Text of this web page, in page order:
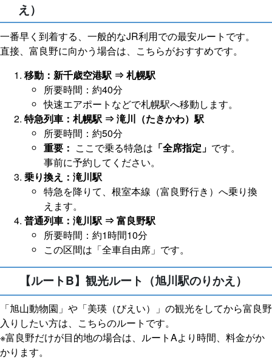
え）
一番早く到着する、一般的なJR利用での最安ルートです。
直接、富良野に向かう場合は、こちらがおすすめです。
移動：新千歳空港駅 ⇒ 札幌駅
所要時間：約40分
快速エアポートなどで札幌駅へ移動します。
特急列車：札幌駅 ⇒ 滝川（たきかわ）駅
所要時間：約50分
重要： ここで乗る特急は 「全席指定」 です。
事前に予約してください。
乗り換え：滝川駅
特急を降りて、根室本線（富良野行き）へ乗り換
えます。
普通列車：滝川駅 ⇒ 富良野駅
所要時間：約1時間10分
この区間は「全車自由席」です。
【ルートB】観光ルート（旭川駅のりかえ）
「旭山動物園」や「美瑛（びえい）」の観光をしてから富良野
入りしたい方は、こちらのルートです。
※富良野だけが目的地の場合は、ルートAより時間、料金がか
かります。